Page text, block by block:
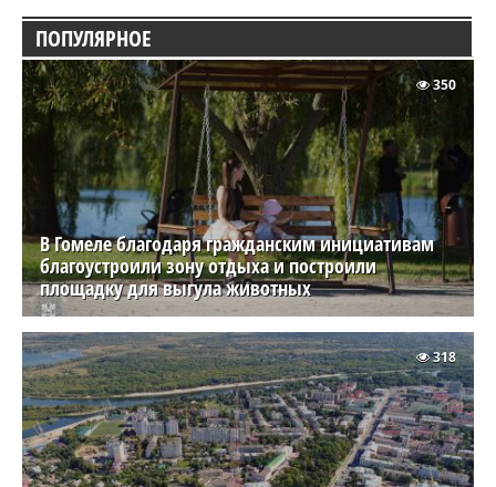
ПОПУЛЯРНОЕ
В Гомеле благодаря гражданским инициативам
благоустроили зону отдыха и построили
площадку для выгула животных
350
318